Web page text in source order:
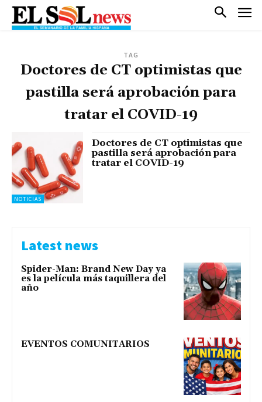
TAG
Doctores de CT optimistas que
pastilla será aprobación para
tratar el COVID-19
NOTICIAS
Doctores de CT optimistas que
pastilla será aprobación para
tratar el COVID-19
Latest news
Spider-Man: Brand New Day ya
es la película más taquillera del
año
EVENTOS COMUNITARIOS